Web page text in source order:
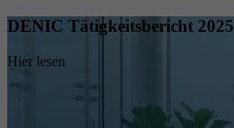
DENIC Tätigkeitsbericht 2025
Hier lesen